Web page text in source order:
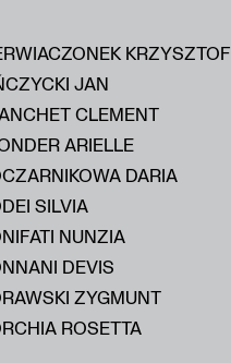
KRZYSZTOF
JAN
CLEMENT
ARIELLE
DARIA
SILVIA
NUNZIA
DEVIS
ZYGMUNT
ROSETTA